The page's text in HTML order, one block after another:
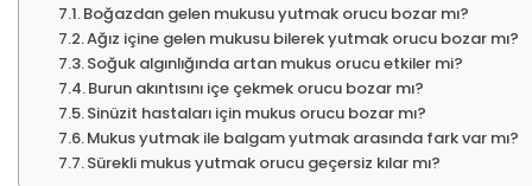
Boğazdan gelen mukusu yutmak orucu bozar mı?
Ağız içine gelen mukusu bilerek yutmak orucu bozar mı?
Soğuk algınlığında artan mukus orucu etkiler mi?
Burun akıntısını içe çekmek orucu bozar mı?
Sinüzit hastaları için mukus orucu bozar mı?
Mukus yutmak ile balgam yutmak arasında fark var mı?
Sürekli mukus yutmak orucu geçersiz kılar mı?